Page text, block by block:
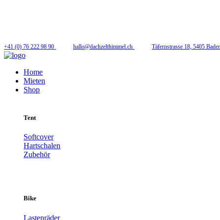
+41 (0) 76 222 98 90 hallo@dachzelthimmel.ch Täfernstrasse 18, 5405
Home
Mieten
Shop
Tent
Softcover
Hartschalen
Zubehör
Bike
Lastenräder